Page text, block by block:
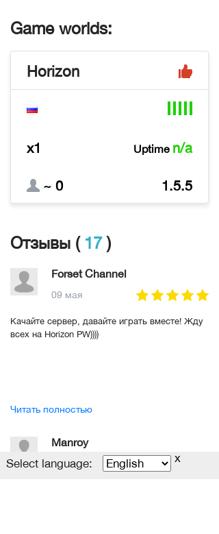
— Изучение умений: бесплатно до 10ур
— Клиент: x64
— Многопоточная оптимизация клиента
массовых событиях
— Доступен второй грейд Р8 и Р9
— Финальные карты: S класс
— Регулярные и качественные обновления
— Уникальные разработки
— Поддержка игроков 24/7
В рейтинге с 09-04-2026, 15:13
Переходов
7801
Game worlds:
Horizon
x1 Uptime n/a
~ 0 1.5.5
Отзывы ( 17 )
Forset Channel
09 мая
Качайте сервер, давайте играть вместе! Жду
всех на Horizon PW))))
Читать полностью
Manroy
04 мая
Select language: x